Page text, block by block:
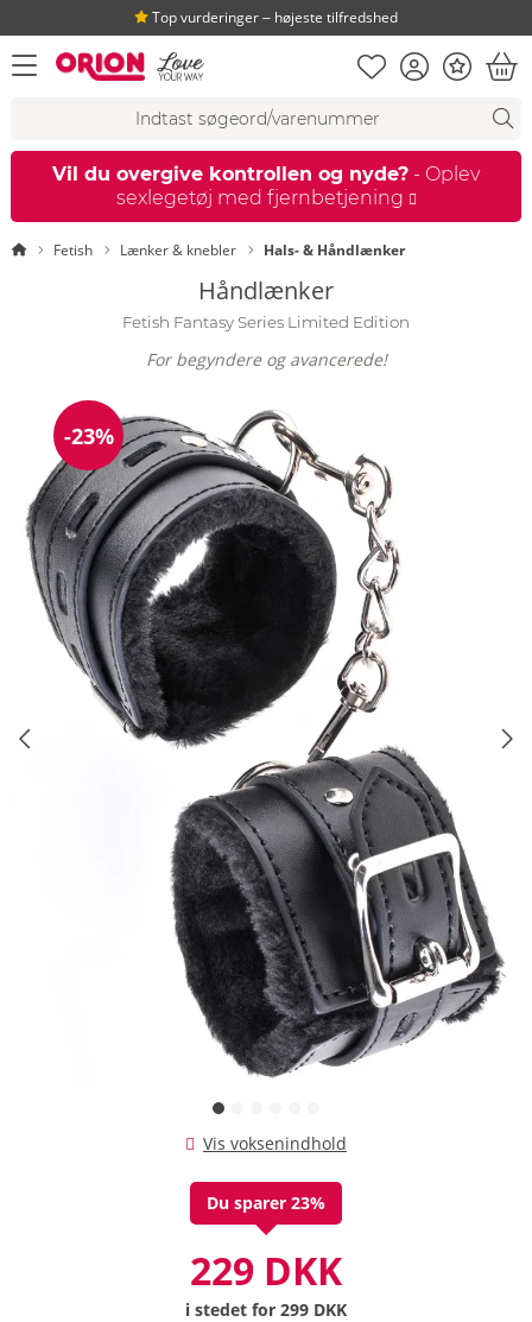
Top vurderinger ‒ højeste tilfredshed
åbn menu Huskeseddel
Kundekonto
Bonus
Vil du overgive kontrollen og nyde? - Oplev
sexlegetøj med fjernbetjening
Startside
Fetish Lænker & knebler Hals- & Håndlænker
Håndlænker
Fetish Fantasy Series Limited Edition
For begyndere og avancerede!
Rabat
-23%
Vis voksenindhold
Du sparer 23%
229 DKK
i stedet for 299 DKK